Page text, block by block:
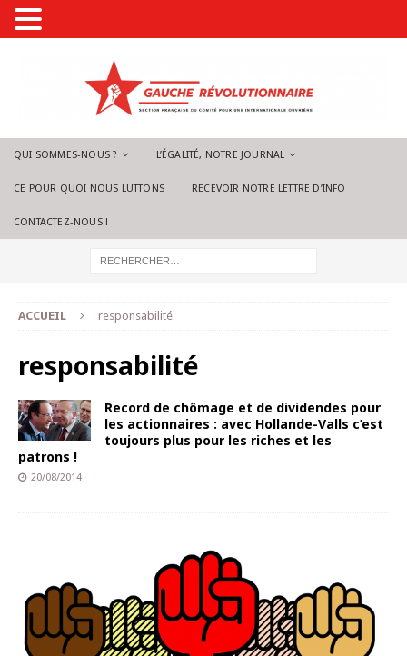
QUI SOMMES-NOUS ? L’ÉGALITÉ, NOTRE JOURNAL
CE POUR QUOI NOUS LUTTONS RECEVOIR NOTRE LETTRE D’INFO
CONTACTEZ-NOUS !
ACCUEIL responsabilité
responsabilité
Record de chômage et de dividendes pour
les actionnaires : avec Hollande-Valls c’est
toujours plus pour les riches et les
patrons !
20/08/2014